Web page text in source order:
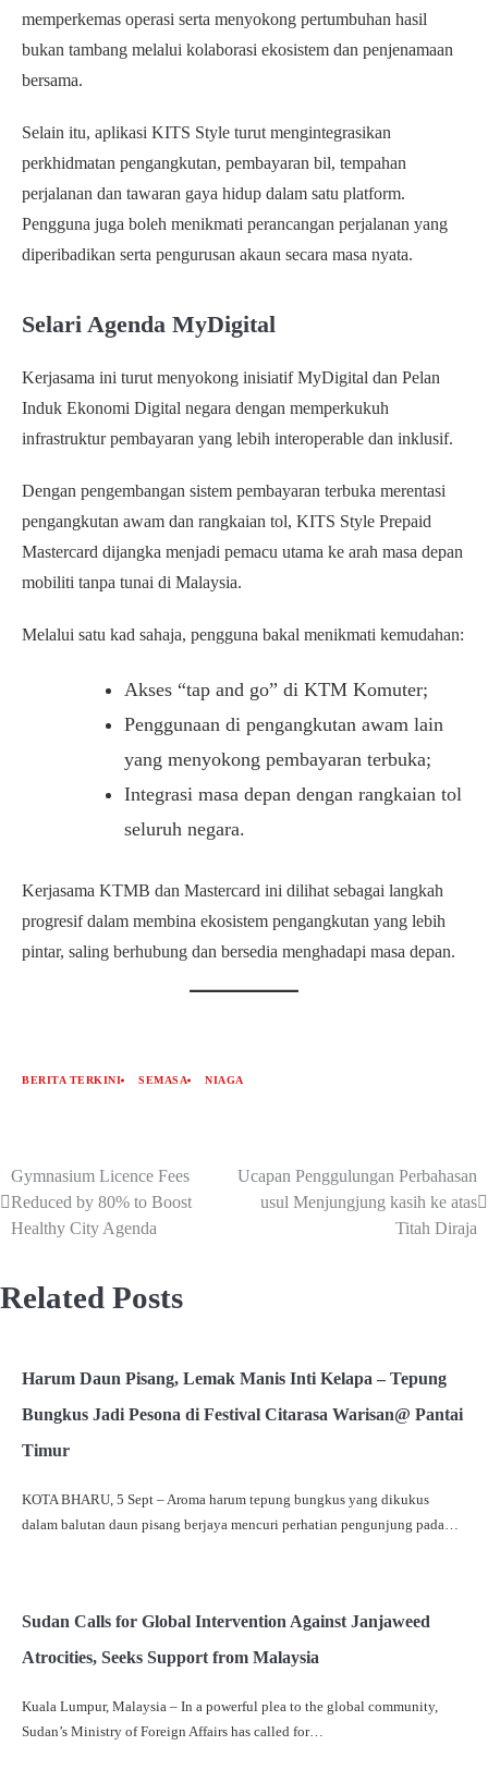
memperkemas operasi serta menyokong pertumbuhan hasil
bukan tambang melalui kolaborasi ekosistem dan penjenamaan
bersama.
Selain itu, aplikasi KITS Style turut mengintegrasikan
perkhidmatan pengangkutan, pembayaran bil, tempahan
perjalanan dan tawaran gaya hidup dalam satu platform.
Pengguna juga boleh menikmati perancangan perjalanan yang
diperibadikan serta pengurusan akaun secara masa nyata.
Selari Agenda MyDigital
Kerjasama ini turut menyokong inisiatif MyDigital dan Pelan
Induk Ekonomi Digital negara dengan memperkukuh
infrastruktur pembayaran yang lebih interoperable dan inklusif.
Dengan pengembangan sistem pembayaran terbuka merentasi
pengangkutan awam dan rangkaian tol, KITS Style Prepaid
Mastercard dijangka menjadi pemacu utama ke arah masa depan
mobiliti tanpa tunai di Malaysia.
Melalui satu kad sahaja, pengguna bakal menikmati kemudahan:
Akses “tap and go” di KTM Komuter;
Penggunaan di pengangkutan awam lain
yang menyokong pembayaran terbuka;
Integrasi masa depan dengan rangkaian tol
seluruh negara.
Kerjasama KTMB dan Mastercard ini dilihat sebagai langkah
progresif dalam membina ekosistem pengangkutan yang lebih
pintar, saling berhubung dan bersedia menghadapi masa depan.
BERITA TERKINI SEMASA NIAGA
Gymnasium Licence Fees
Reduced by 80% to Boost
Healthy City Agenda
Ucapan Penggulungan Perbahasan
usul Menjungjung kasih ke atas
Titah Diraja
Related Posts
Harum Daun Pisang, Lemak Manis Inti Kelapa – Tepung
Bungkus Jadi Pesona di Festival Citarasa Warisan@ Pantai
Timur
KOTA BHARU, 5 Sept – Aroma harum tepung bungkus yang dikukus
dalam balutan daun pisang berjaya mencuri perhatian pengunjung pada…
Sudan Calls for Global Intervention Against Janjaweed
Atrocities, Seeks Support from Malaysia
Kuala Lumpur, Malaysia – In a powerful plea to the global community,
Sudan’s Ministry of Foreign Affairs has called for…